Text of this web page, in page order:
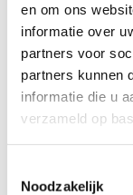
en om ons
informatie over
partners voor
partners kunnen
informatie die u
verzameld op
Noodzakelijk
Het
Ardooie,
Lichtervelde,
Roeselare,
een totale afstand
Je skeelert
rustplekjes. Je